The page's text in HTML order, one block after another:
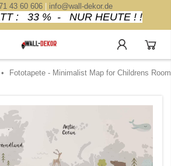
43 60 606| info@wall-dekor.de
: 33 % - NUR HEUTE ! !
Fototapete - Minimalist Map for Childrens Room